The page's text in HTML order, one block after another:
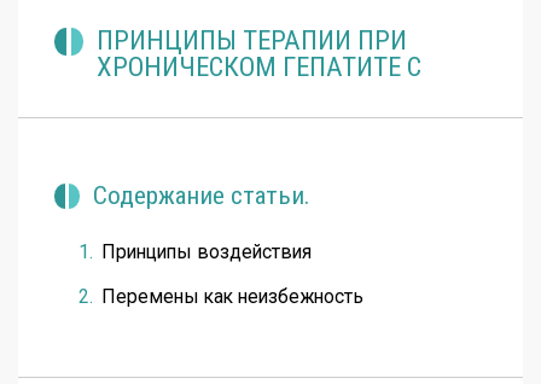
ПРИНЦИПЫ ТЕРАПИИ ПРИ
ХРОНИЧЕСКОМ ГЕПАТИТЕ С
Содержание статьи.
Принципы воздействия
Перемены как неизбежность